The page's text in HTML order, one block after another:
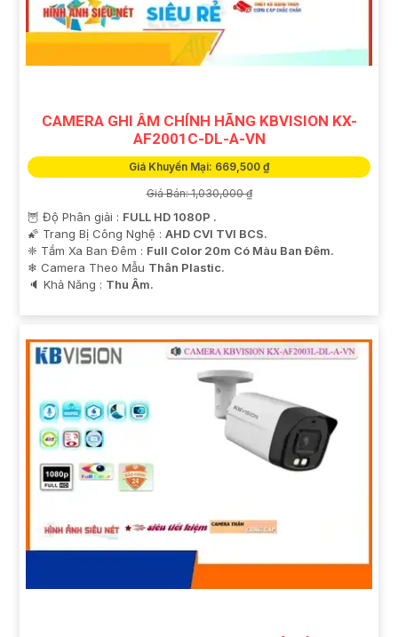
CAMERA GHI ÂM CHÍNH HÃNG KBVISION KX-
AF2001C-DL-A-VN
Giá Khuyến Mại: 669,500 ₫
Giá Bán: 1,030,000 ₫
🦉 Độ Phân giải : FULL HD 1080P .
🌠 Trang Bị Công Nghệ : AHD CVI TVI BCS.
❈ Tầm Xa Ban Đêm : Full Color 20m Có Màu Ban Ðêm.
❄ Camera Theo Mẫu Thân Plastic.
️🔈 Khả Năng : Thu Âm.